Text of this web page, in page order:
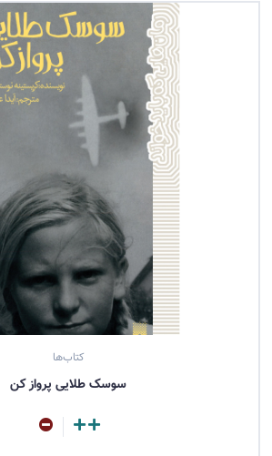
کتاب‌ها
سوسک طلایی پرواز کن
مشاهده کتاب